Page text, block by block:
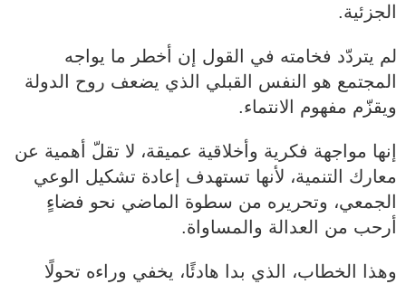
الجزئية.
لم يتردّد فخامته في القول إن أخطر ما يواجه
المجتمع هو النفس القبلي الذي يضعف روح الدولة
ويقزّم مفهوم الانتماء.
إنها مواجهة فكرية وأخلاقية عميقة، لا تقلّ أهمية عن
معارك التنمية، لأنها تستهدف إعادة تشكيل الوعي
الجمعي، وتحريره من سطوة الماضي نحو فضاءٍ
أرحب من العدالة والمساواة.
وهذا الخطاب، الذي بدا هادئًا، يخفي وراءه تحولًا